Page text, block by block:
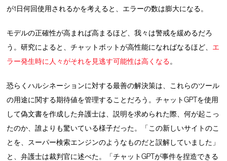
が1日何回使用されるかを考えると、エラーの数は膨大になる。
モデルの正確性が高まれば高まるほど、我々は警戒を緩めるだろ
う。研究によると、チャットボットが高性能になればなるほど、 エ
ラー発生時に人々がそれを見逃す可能性は高くなる。
恐らくハルシネーションに対する最善の解決策は、これらのツール
の用途に関する期待値を管理することだろう。チャットGPTを使用
して偽文書を作成した弁護士は、説明を求められた際、何が起こっ
たのか、誰よりも驚いている様子だった。「この新しいサイトのこ
とを、スーパー検索エンジンのようなものだと誤解していました」
と、弁護士は裁判官に述べた。「チャットGPTが事件を捏造できる